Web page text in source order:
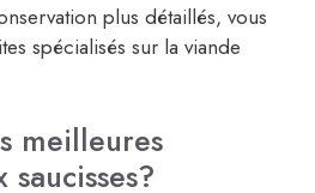
plus détaillés, vous
spécialisés sur la viande
meilleures